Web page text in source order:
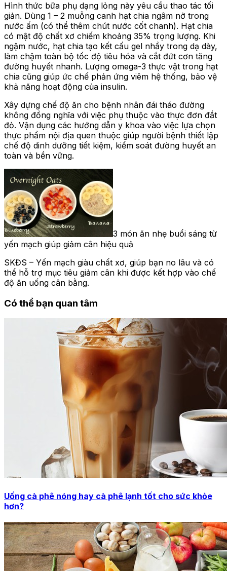
Hình thức bữa phụ dạng lỏng này yêu cầu thao tác tối
giản. Dùng 1 – 2 muỗng canh hạt chia ngâm nở trong
nước ấm (có thể thêm chút nước cốt chanh). Hạt chia
có mật độ chất xơ chiếm khoảng 35% trọng lượng. Khi
ngậm nước, hạt chia tạo kết cấu gel nhầy trong dạ dày,
làm chậm toàn bộ tốc độ tiêu hóa và cắt đứt cơn tăng
đường huyết nhanh. Lượng omega-3 thực vật trong hạt
chia cũng giúp ức chế phản ứng viêm hệ thống, bảo vệ
khả năng hoạt động của insulin.
Xây dựng chế độ ăn cho bệnh nhân đái tháo đường
không đồng nghĩa với việc phụ thuộc vào thực đơn đắt
đỏ. Vận dụng các hướng dẫn y khoa vào việc lựa chọn
thực phẩm nội địa quen thuộc giúp người bệnh thiết lập
chế độ dinh dưỡng tiết kiệm, kiểm soát đường huyết an
toàn và bền vững.
3 món ăn nhẹ buổi sáng từ
yến mạch giúp giảm cân hiệu quả
SKĐS – Yến mạch giàu chất xơ, giúp bạn no lâu và có
thể hỗ trợ mục tiêu giảm cân khi được kết hợp vào chế
độ ăn uống cân bằng.
Có thể bạn quan tâm
Uống cà phê nóng hay cà phê lạnh tốt cho sức khỏe
hơn?